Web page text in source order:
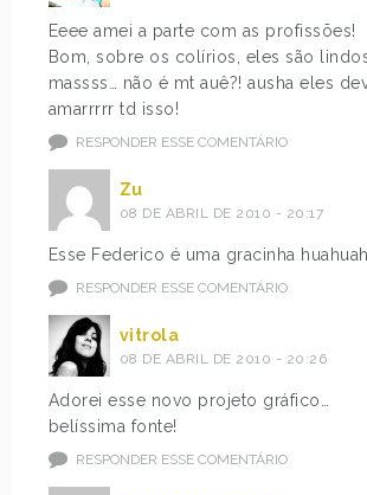
Eeee amei a parte com as profissões!
Bom, sobre os colírios, eles são
massss… não é mt auê?! ausha eles
amarrrrr td isso!
RESPONDER ESSE COMENTÁRIO
Zu
08 DE ABRIL DE 2010 - 20:17
Esse Federico é uma gracinha
RESPONDER ESSE COMENTÁRIO
vitrola
08 DE ABRIL DE 2010 - 20:26
Adorei esse novo projeto gráfico…
belíssima fonte!
RESPONDER ESSE COMENTÁRIO